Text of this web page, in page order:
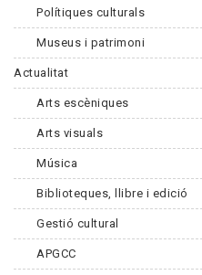
Polítiques culturals
Museus i patrimoni
Actualitat
Arts escèniques
Arts visuals
Música
Biblioteques, llibre i edició
Gestió cultural
APGCC